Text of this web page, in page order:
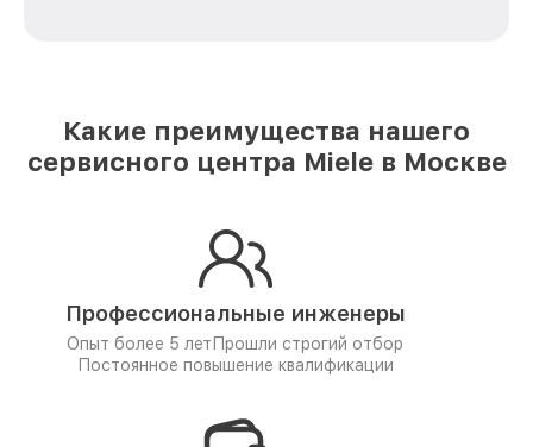
Какие преимущества нашего
сервисного центра Miele в Москве
Профессиональные инженеры
Опыт более 5 лет Прошли строгий отбор
Постоянное повышение квалификации